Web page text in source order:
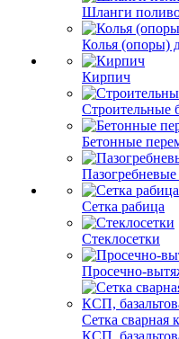
Шланги
Колья (опоры)
Кирпич
Строительные
Бетонные
Сетка рабица
Стеклосетки
Просечно-
Сетка сварная
КСП,